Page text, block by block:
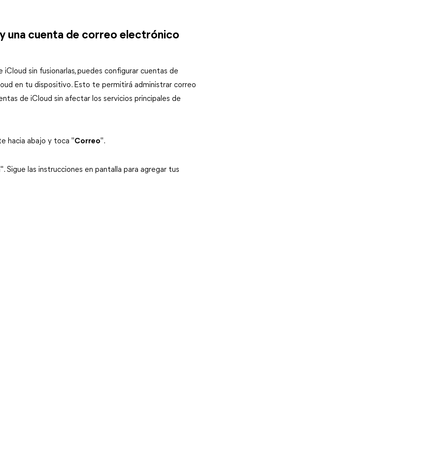
una cuenta de correo electrónico
sin fusionarlas, puedes configurar cuentas de
en tu dispositivo. Esto te permitirá administrar correo
de iCloud sin afectar los servicios principales de
hacia abajo y toca "Correo".
". Sigue las instrucciones en pantalla para agregar tus